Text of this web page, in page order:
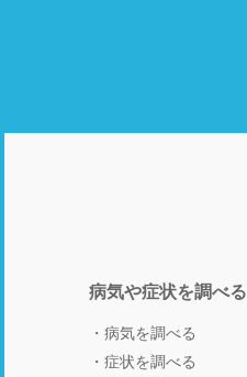
病気や症状を調べる
病気を調べる
症状を調べる